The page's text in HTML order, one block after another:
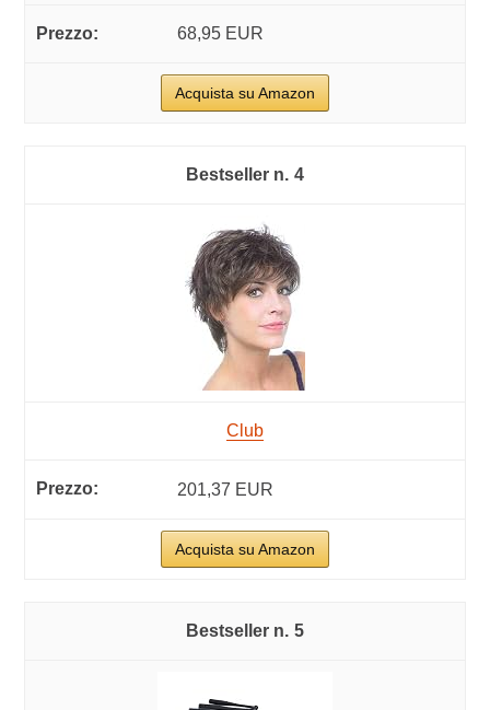
68,95 EUR
Acquista su Amazon
4
Club
201,37 EUR
Acquista su Amazon
5